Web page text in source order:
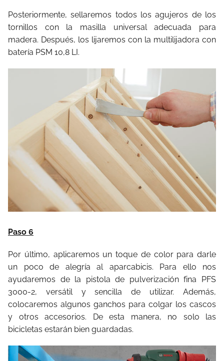
Posteriormente, sellaremos todos los agujeros de los
tornillos con la masilla universal adecuada para
madera. Después, los lijaremos con la multilijadora con
batería PSM 10,8 LI.
Paso 6
Por último, aplicaremos un toque de color para darle
un poco de alegría al aparcabicis. Para ello nos
ayudaremos de la pistola de pulverización fina PFS
3000-2, versátil y sencilla de utilizar. Además,
colocaremos algunos ganchos para colgar los cascos
y otros accesorios. De esta manera, no solo las
bicicletas estarán bien guardadas.